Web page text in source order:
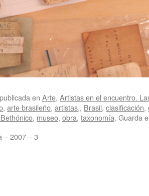
en Arte, Artistas en el encuentro.
, arte brasileño, artistas,, Brasil, clasificación,
, museo, obra, taxonomía. Guarda
– 2007 – 3